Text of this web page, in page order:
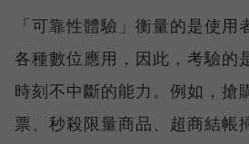
「可靠性體驗」衡量的是使用
各種數位應用，因此，考驗的
時刻不中斷的能力。例如，搶
票、秒殺限量商品、超商結帳